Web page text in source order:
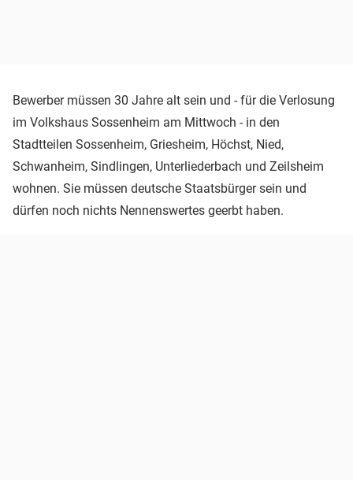
Bewerber müssen 30 Jahre alt sein und - für die Verlosung
im Volkshaus Sossenheim am Mittwoch - in den
Stadtteilen Sossenheim, Griesheim, Höchst, Nied,
Schwanheim, Sindlingen, Unterliederbach und Zeilsheim
wohnen. Sie müssen deutsche Staatsbürger sein und
dürfen noch nichts Nennenswertes geerbt haben.